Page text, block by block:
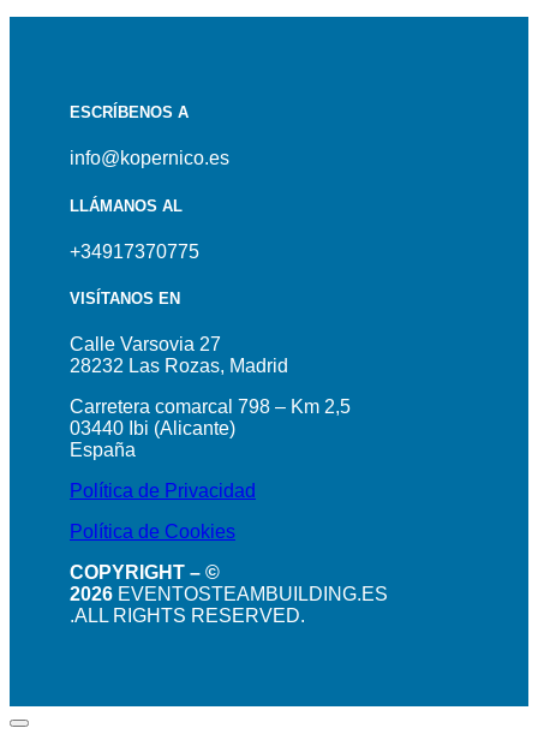
ESCRÍBENOS A
info@kopernico.es
LLÁMANOS AL
+34917370775
VISÍTANOS EN
Calle Varsovia 27
28232 Las Rozas, Madrid
Carretera comarcal 798 – Km 2,5
03440 Ibi (Alicante)
España
Política de Privacidad
Política de Cookies
COPYRIGHT – ©
2026 EVENTOSTEAMBUILDING.ES
.ALL RIGHTS RESERVED.